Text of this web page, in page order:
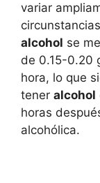
variar
alcohol se
de 0.15-0.20
hora, lo que
tener alcohol
horas
alcohólica.